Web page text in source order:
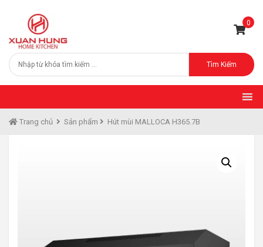
0
Tìm Kiếm
Trang chủ Sản phẩm Hút mùi MALLOCA H365.7B